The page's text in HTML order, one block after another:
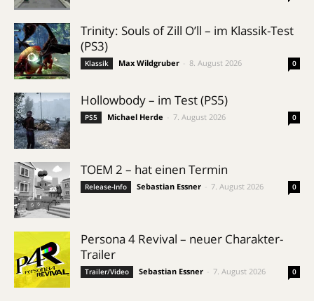
Trinity: Souls of Zill O’ll – im Klassik-Test
(PS3)
Klassik Max Wildgruber 8. August 2026 0
Hollowbody – im Test (PS5)
PS5 Michael Herde 7. August 2026 0
TOEM 2 – hat einen Termin
Release-Info Sebastian Essner 7. August 2026 0
Persona 4 Revival – neuer Charakter-
Trailer
Trailer/Video Sebastian Essner 7. August 2026 0